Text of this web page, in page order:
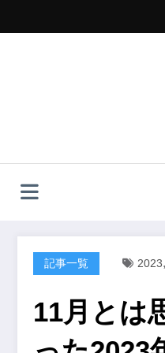
ッ
記事一覧 2023,
11月とは